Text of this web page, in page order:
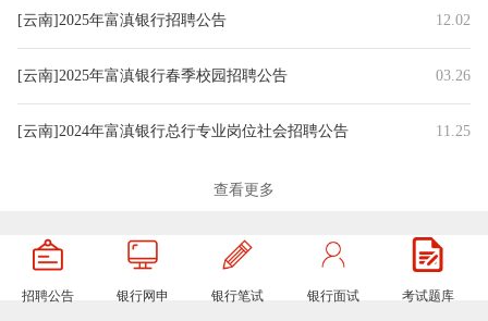
[云南]2025年富滇银行招聘公告 12.02
[云南]2025年富滇银行春季校园招聘公告 03.26
[云南]2024年富滇银行总行专业岗位社会招聘公告 11.25
[云南]2024年富滇银行面向社会选聘部分中层管理岗公告
[云南]2024年富滇银行县域支行社会招聘公告 09.26
[云南]2024-2025年富滇银行博士后研究人员招聘公告 04.19
查看更多
招聘公告 银行网申 银行笔试 银行面试 考试题库